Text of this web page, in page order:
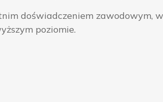
doświadczeniem
poziomie.